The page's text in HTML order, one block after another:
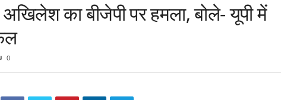
का बीजेपी पर हमला, बोले- यूपी में
0